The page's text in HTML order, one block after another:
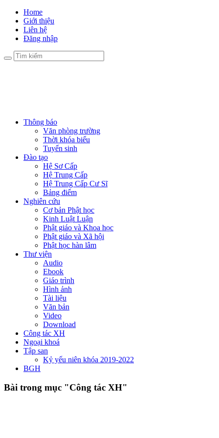
Home
Giới thiệu
Liên hệ
Đăng nhập
Thông báo
Văn phòng trường
Thời khóa biểu
Tuyển sinh
Đào tạo
Hệ Sơ Cấp
Hệ Trung Cấp
Hệ Trung Cấp Cư Sĩ
Bảng điểm
Nghiên cứu
Cơ bản Phật học
Kinh Luật Luận
Phật giáo và Khoa học
Phật giáo và Xã hội
Phật học hàn lâm
Thư viện
Audio
Ebook
Giáo trình
Hình ảnh
Tài liệu
Văn bản
Video
Download
Công tác XH
Ngoại khoá
Tập san
Kỷ yếu niên khóa 2019-2022
BGH
Bài trong mục "Công tác XH"